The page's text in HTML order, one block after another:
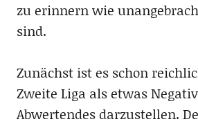
zu erinnern wie
sind.
Zunächst ist es schon
Zweite Liga als etwas
Abwertendes darzustellen.